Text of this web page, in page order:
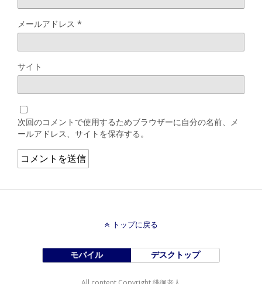
メールアドレス *
サイト
次回のコメントで使用するためブラウザーに自分の名前、メ
ールアドレス、サイトを保存する。
トップに戻る
モバイル デスクトップ